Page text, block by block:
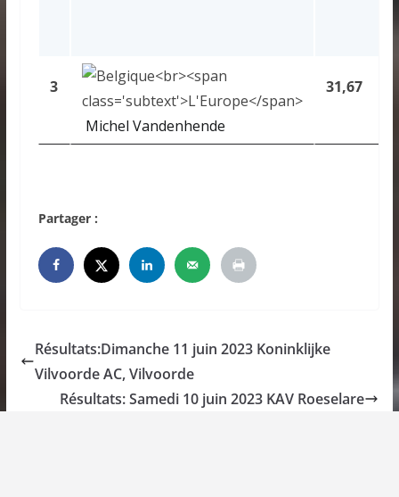
3
Michel Vandenhende
31,67
Partager :
Résultats:Dimanche 11 juin 2023 Koninklijke
Vilvoorde AC, Vilvoorde
Résultats: Samedi 10 juin 2023 KAV Roeselare